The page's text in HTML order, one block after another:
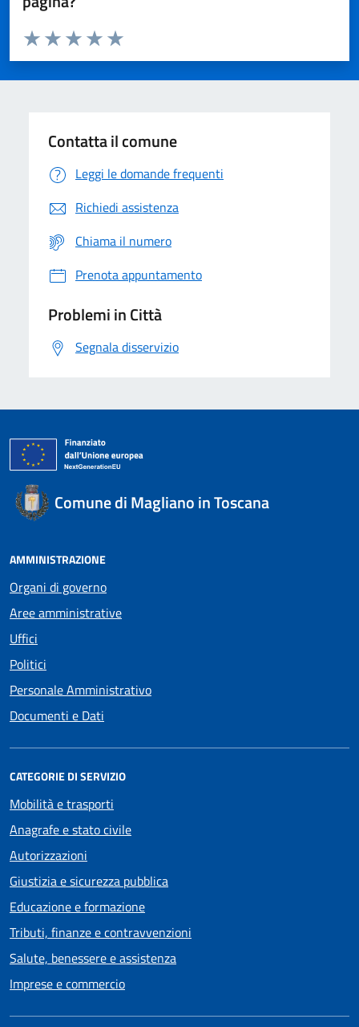
Domanda
Valuta da 1 a 5 stelle la pagina
Valuta 5 stelle su 5
Valuta 4 stelle su 5
Valuta 3 stelle su 5
Valuta 2 stelle su 5
Valuta 1 stelle su 5
Contatta il comune
Leggi le domande frequenti
Richiedi assistenza
Chiama il numero
Prenota appuntamento
Problemi in Città
Segnala disservizio
Comune di Magliano in Toscana
AMMINISTRAZIONE
Organi di governo
Aree amministrative
Uffici
Politici
Personale Amministrativo
Documenti e Dati
CATEGORIE DI SERVIZIO
Mobilità e trasporti
Anagrafe e stato civile
Autorizzazioni
Giustizia e sicurezza pubblica
Educazione e formazione
Tributi, finanze e contravvenzioni
Salute, benessere e assistenza
Imprese e commercio